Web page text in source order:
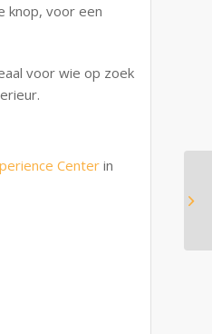
knop, voor een
voor wie op zoek
Center in